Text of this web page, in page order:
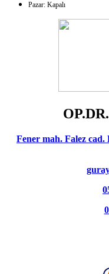
Pazar: Kapalı
Fener mah. Falez